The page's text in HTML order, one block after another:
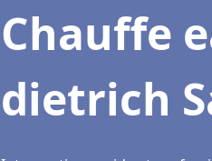
Chauffe
dietrich